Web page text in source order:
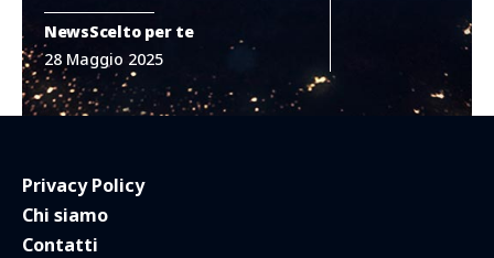
NewsScelto per te
28 Maggio 2025
Privacy Policy
Chi siamo
Contatti